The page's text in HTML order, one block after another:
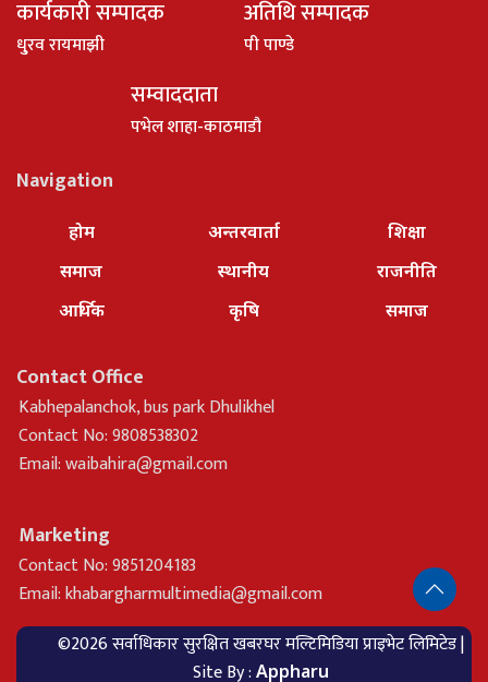
कार्यकारी सम्पादक
धु्रव रायमाझी
अतिथि सम्पादक
पी पाण्डे
सम्वाददाता
पभेल शाहा-काठमाडौ
Navigation
होम
समाज
आर्थिक
अन्तरवार्ता
स्थानीय
कृषि
शिक्षा
राजनीति
समाज
Contact Office
Kabhepalanchok, bus park Dhulikhel
Contact No: 9808538302
Email:waibahira@gmail.com
Marketing
Contact No: 9851204183
Email:khabargharmultimedia@gmail.com
©2026 सर्वाधिकार सुरक्षित खबरघर मल्टिमिडिया प्राइभेट लिमिटेड |
Site By : Appharu